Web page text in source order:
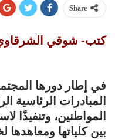
Share
كتب- شوقي
في إطار دورها
المبادرات الرئاسية
المواطنين، وتنفيذًا
بين كلياتها